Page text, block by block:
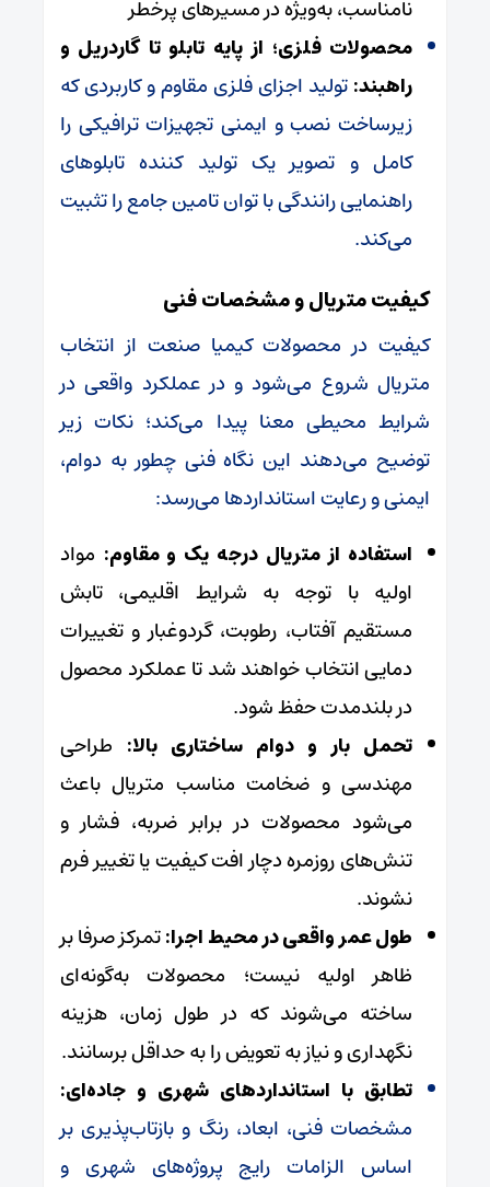
نامناسب، به‌ویژه در مسیرهای پرخطر
محصولات فلزی؛ از پایه تابلو تا گاردریل و
راهبند:تولید اجزای فلزی مقاوم و کاربردی که
زیرساخت نصب و ایمنی تجهیزات ترافیکی را
کامل و تصویر یک تولید کننده تابلوهای
راهنمایی رانندگی با توان تامین جامع را تثبیت
می‌کند.
کیفیت متریال و مشخصات فنی
کیفیت در محصولات کیمیا صنعت از انتخاب
متریال شروع می‌شود و در عملکرد واقعی در
شرایط محیطی معنا پیدا می‌کند؛ نکات زیر
توضیح می‌دهند این نگاه فنی چطور به دوام،
ایمنی و رعایت استانداردها می‌رسد:
استفاده از متریال درجه یک و مقاوم: مواد
اولیه با توجه به شرایط اقلیمی، تابش
مستقیم آفتاب، رطوبت، گردوغبار و تغییرات
دمایی انتخاب خواهند شد تا عملکرد محصول
در بلندمدت حفظ شود.
تحمل بار و دوام ساختاری بالا: طراحی
مهندسی و ضخامت مناسب متریال باعث
می‌شود محصولات در برابر ضربه، فشار و
تنش‌های روزمره دچار افت کیفیت یا تغییر فرم
نشوند.
طول عمر واقعی در محیط اجرا:تمرکز صرفا بر
ظاهر اولیه نیست؛ محصولات به‌گونه‌ای
ساخته می‌شوند که در طول زمان، هزینه
نگهداری و نیاز به تعویض را به حداقل برسانند.
تطابق با استانداردهای شهری و جاده‌ای:
مشخصات فنی، ابعاد، رنگ و بازتاب‌پذیری بر
اساس الزامات رایج پروژه‌های شهری و